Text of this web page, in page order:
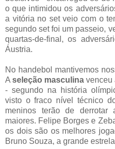
o que intimidou os
a vitória no set veio com o
segundo set foi um passeio,
quartas-de-final, os
Áustria.
No handebol mantivemos
Aseleção masculinavenceu
- segundo na história
visto o fraco nível técnico
meninos terão de
maiores. Felipe Borges e
os dois são os melhores
Bruno Souza, a grande